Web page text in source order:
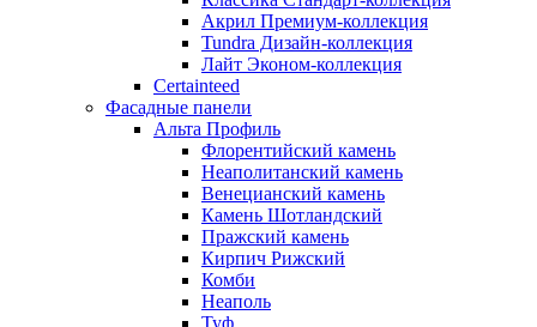
Акрил Премиум-коллекция
Tundra Дизайн-коллекция
Лайт Эконом-коллекция
Certainteed
Фасадные панели
Альта Профиль
Флорентийский камень
Неаполитанский камень
Венецианский камень
Камень Шотландский
Пражский камень
Кирпич Рижский
Комби
Неаполь